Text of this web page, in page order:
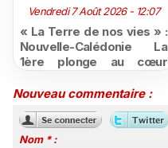
Vendredi 7 Août 2026 - 12:07
« La Terre de nos vies » :
Nouvelle-Calédonie La
1ère plonge au cœur
mutation
Nouveau commentaire :
Nom * :